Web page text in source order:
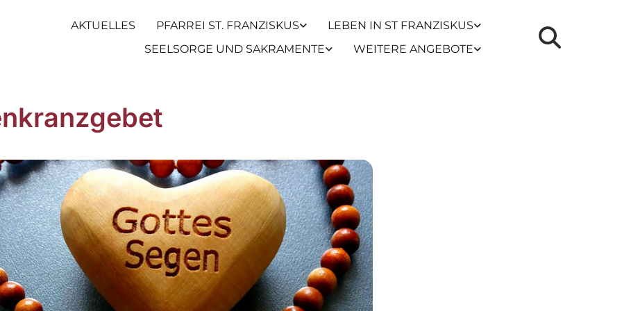
AKTUELLES PFARREI ST. FRANZISKUS
LEBEN IN ST FRANZISKUS
SEELSORGE UND SAKRAMENTE
WEITERE ANGEBOTE